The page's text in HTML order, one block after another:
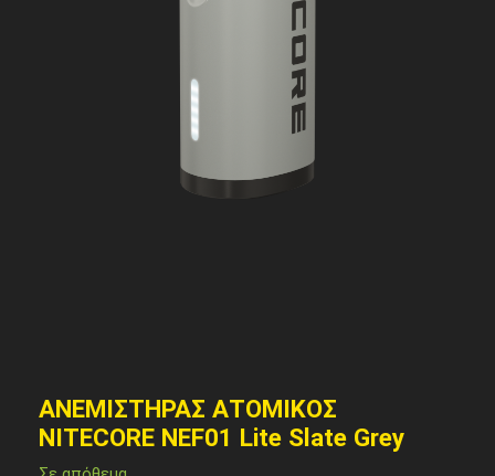
ΑΝΕΜΙΣΤΗΡΑΣ ΑΤΟΜΙΚΟΣ
NITECORE NEF01 Lite Slate Grey